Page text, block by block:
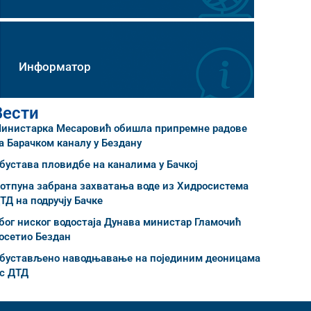
Информатор
Месаровић обишла припремне радове
Барачком каналу у Бездану
пловидбе на каналима у Бачкој
забрана захватања воде из Хидросистема
на подручју Бачке
ниског водостаја Дунава министар Гламочић
Бездан
наводњавање на појединим деоницама
ДТД